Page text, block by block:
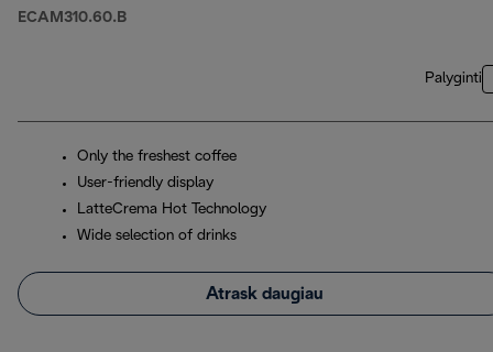
ECAM310.60.B
Palyginti
Only the freshest coffee
User-friendly display
LatteCrema Hot Technology
Wide selection of drinks
Atrask daugiau